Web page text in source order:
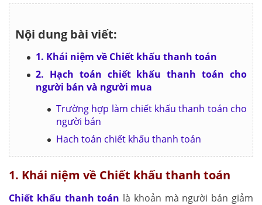
Nội dung bài viết:
1. Khái niệm về Chiết khấu thanh toán
2. Hạch toán chiết khấu thanh toán cho
người bán và người mua
Trường hợp làm chiết khấu thanh toán cho
người bán
Hach toán chiết khấu thanh toán
1. Khái niệm về Chiết khấu thanh toán
Chiết khấu thanh toán là khoản mà người bán giảm